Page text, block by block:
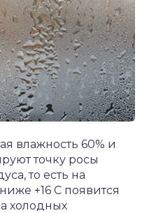
влажность 60% и
точку росы
то есть на
+16 С появится
холодных